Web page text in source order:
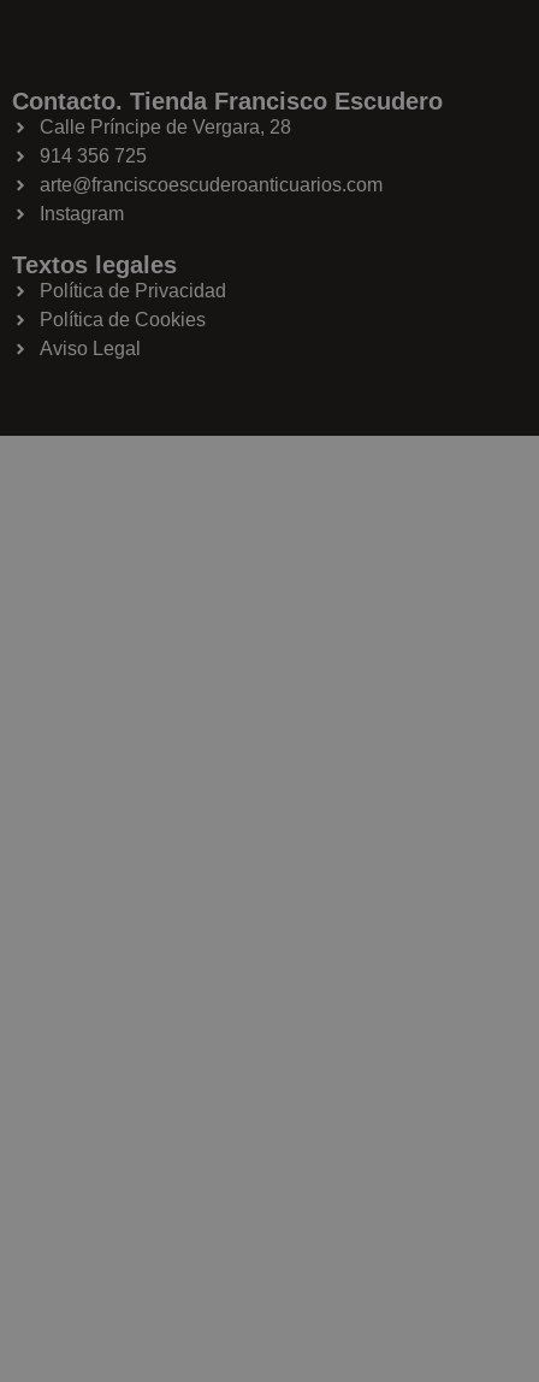
Contacto. Tienda Francisco Escudero
Calle Príncipe de Vergara, 28
914 356 725
arte@franciscoescuderoanticuarios.com
Instagram
Textos legales
Política de Privacidad
Política de Cookies
Aviso Legal